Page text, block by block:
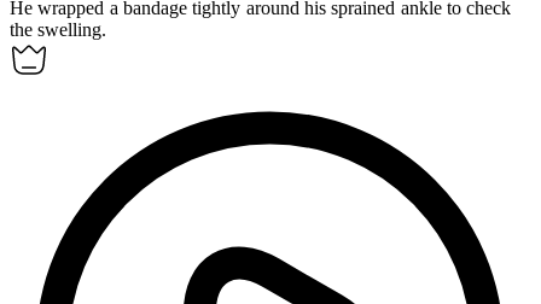
He wrapped a bandage tightly around his sprained ankle tocheck
the swelling.